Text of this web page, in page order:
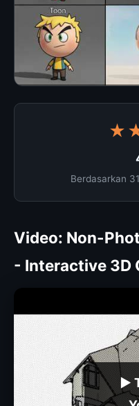
Berdasarkan
Video: Non-
- Interactive 3D
▶